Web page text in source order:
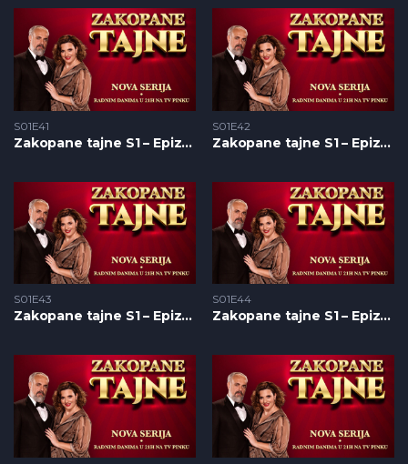
S01E41
Zakopane tajne S1 – Epizoda 41
S01E42
Zakopane tajne S1 – Epizoda 42
S01E43
Zakopane tajne S1 – Epizoda 43
S01E44
Zakopane tajne S1 – Epizoda 44